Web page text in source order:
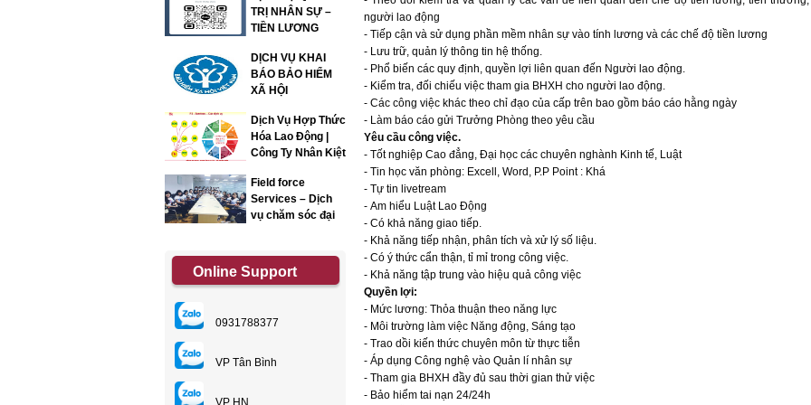
TRỊ NHÂN SỰ –
TIỀN LƯƠNG
DỊCH VỤ KHAI
BÁO BẢO HIỂM
XÃ HỘI
Dịch Vụ Hợp Thức
Hóa Lao Động |
Công Ty Nhân Kiệt
Field force
Services – Dịch
vụ chăm sóc đại
Online Support
0931788377
VP Tân Bình
VP HN
người lao động
- Tiếp cận và sử dụng phần mềm nhân sự vào tính lương và các chế độ tiền lương
- Lưu trữ, quản lý thông tin hệ thống.
- Phổ biến các quy định, quyền lợi liên quan đến Người lao động.
- Kiểm tra, đối chiếu việc tham gia BHXH cho người lao động.
- Các công việc khác theo chỉ đạo của cấp trên bao gồm báo cáo hằng ngày
- Làm báo cáo gửi Trưởng Phòng theo yêu cầu
Yêu cầu công việc.
- Tốt nghiệp Cao đẳng, Đại học các chuyên nghành Kinh tế, Luật
- Tin học văn phòng: Excell, Word, P.P Point : Khá
- Tự tin livetream
- Am hiểu Luật Lao Động
- Có khả năng giao tiếp.
- Khả năng tiếp nhận, phân tích và xử lý số liệu.
- Có ý thức cẩn thận, tỉ mỉ trong công việc.
- Khả năng tập trung vào hiệu quả công việc
Quyền lợi:
- Mức lương: Thỏa thuận theo năng lực
- Môi trường làm việc Năng động, Sáng tạo
- Trao dồi kiến thức chuyên môn từ thực tiễn
- Áp dụng Công nghệ vào Quản lí nhân sự
- Tham gia BHXH đầy đủ sau thời gian thử việc
- Bảo hiểm tai nạn 24/24h